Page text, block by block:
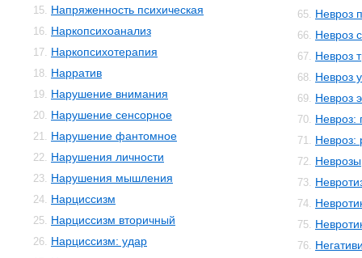
15. Напряженность психическая
16. Наркопсихоанализ
17. Наркопсихотерапия
18. Нарратив
19. Нарушение внимания
20. Нарушение сенсорное
21. Нарушение фантомное
22. Нарушения личности
23. Нарушения мышления
24. Нарциссизм
25. Нарциссизм вторичный
26. Нарциссизм: удар
65. Невроз
66. Невроз
67. Невроз
68. Невроз
69. Невроз
70. Невроз:
71. Невроз:
72. Неврозы
73.
74.
75.
76.